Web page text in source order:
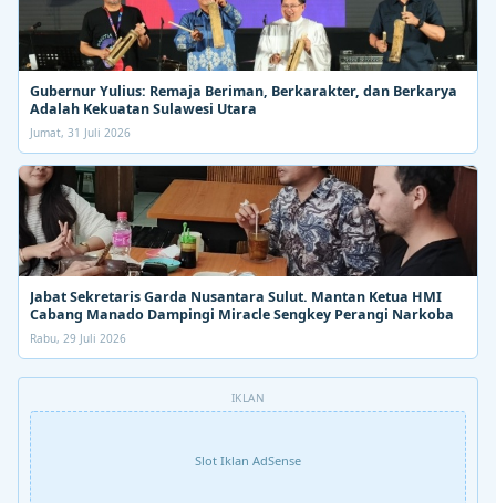
Gubernur Yulius: Remaja Beriman, Berkarakter, dan Berkarya
Adalah Kekuatan Sulawesi Utara
Jumat, 31 Juli 2026
Jabat Sekretaris Garda Nusantara Sulut. Mantan Ketua HMI
Cabang Manado Dampingi Miracle Sengkey Perangi Narkoba
Rabu, 29 Juli 2026
IKLAN
Slot Iklan AdSense